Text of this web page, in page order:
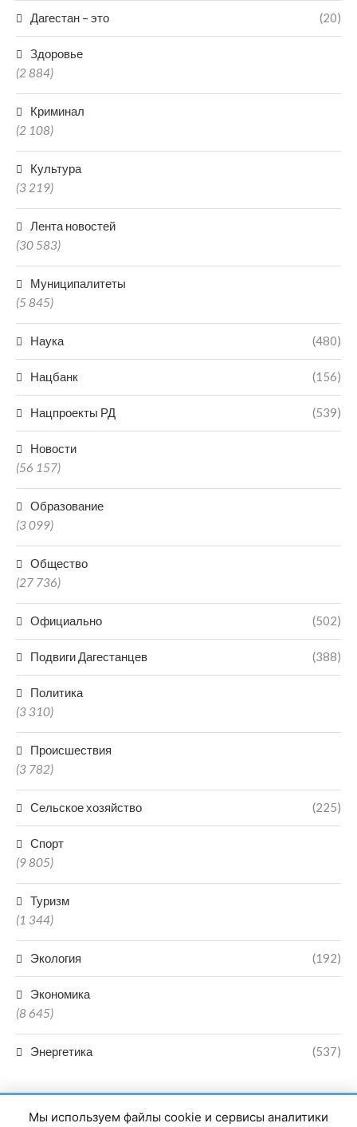
Дагестан – это (20)
Здоровье
(2 884)
Криминал
(2 108)
Культура
(3 219)
Лента новостей
(30 583)
Муниципалитеты
(5 845)
Наука (480)
Нацбанк (156)
Нацпроекты РД (539)
Новости
(56 157)
Образование
(3 099)
Общество
(27 736)
Официально (502)
Подвиги Дагестанцев (388)
Политика
(3 310)
Происшествия
(3 782)
Сельское хозяйство (225)
Спорт
(9 805)
Туризм
(1 344)
Экология (192)
Экономика
(8 645)
Энергетика (537)
Мы используем файлы cookie и сервисы аналитики